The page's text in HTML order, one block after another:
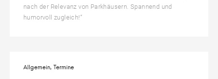
nach der Relevanz von Parkhäusern. Spannend und
humorvoll zugleich!“
Allgemein Termine